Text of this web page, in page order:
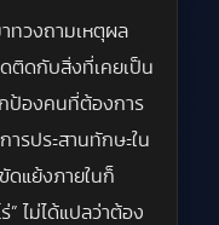
ทวงถามเหตุผล
ดติดกับสิ่งที่เคยเป็น
ป้องคนที่ต้องการ
ารประสานทักษะใน
ดแย้งภายในก็
ไม่ได้แปลว่าต้อง